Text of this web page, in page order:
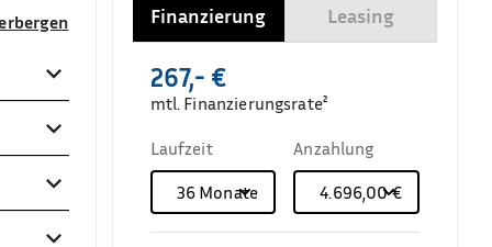
Finanzierung Leasing
267,- €
mtl. Finanzierungsrate²
Laufzeit
36Monate
Anzahlung
4.696,00 €